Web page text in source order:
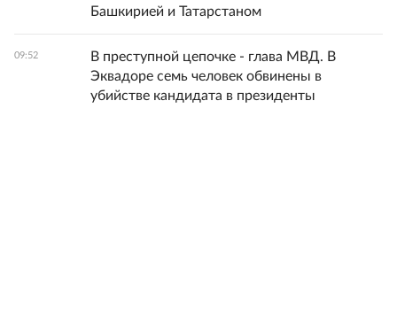
Башкирией и Татарстаном
09:52
В преступной цепочке - глава МВД. В
Эквадоре семь человек обвинены в
убийстве кандидата в президенты